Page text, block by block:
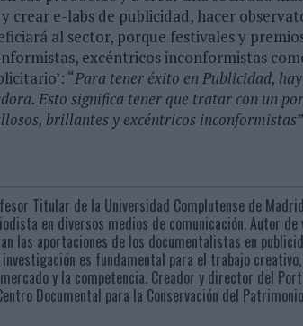
crear e-labs de publicidad, hacer
al sector, porque festivales y
excéntricos inconformistas
“Para tener éxito en Publicidad,
Esto significa tener que tratar con un
brillantes y excéntricos inconformistas
Titular de la Universidad Complutense de
en diversos medios de comunicación. Autor
las aportaciones de los documentalistas en
investigación es fundamental para el trabajo
y la competencia. Creador y director del
Documental para la Conservación del